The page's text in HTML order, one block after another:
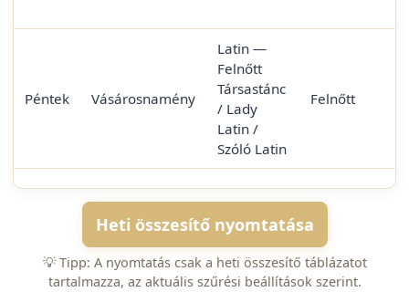
Péntek Vásárosnamény
Latin —
Felnőtt
Társastánc
/ Lady
Latin /
Szóló Latin
Felnőtt
Heti összesítő nyomtatása
💡 Tipp: A nyomtatás csak a heti összesítő táblázatot
tartalmazza, az aktuális szűrési beállítások szerint.